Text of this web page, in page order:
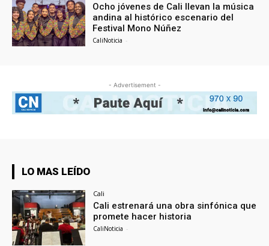
Ocho jóvenes de Cali llevan la música
andina al histórico escenario del
Festival Mono Núñez
CaliNoticia -
- Advertisement -
LO MAS LEÍDO
Cali
Cali estrenará una obra sinfónica que
promete hacer historia
CaliNoticia -